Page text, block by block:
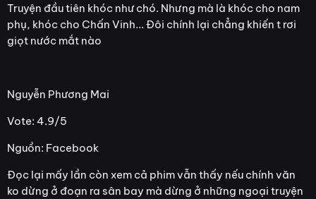
Truyện đầu tiên khóc như chó. Nhưng mà là khóc cho nam
phụ, khóc cho Chấn Vinh... Đôi chính lại chẳng khiến t rơi
giọt nước mắt nào
Nguyễn Phương Mai
Vote: 4.9/5
Nguồn: Facebook
Đọc lại mấy lần còn xem cả phim vẫn thấy nếu chính văn
ko dừng ở đoạn ra sân bay mà dừng ở những ngoại truyện